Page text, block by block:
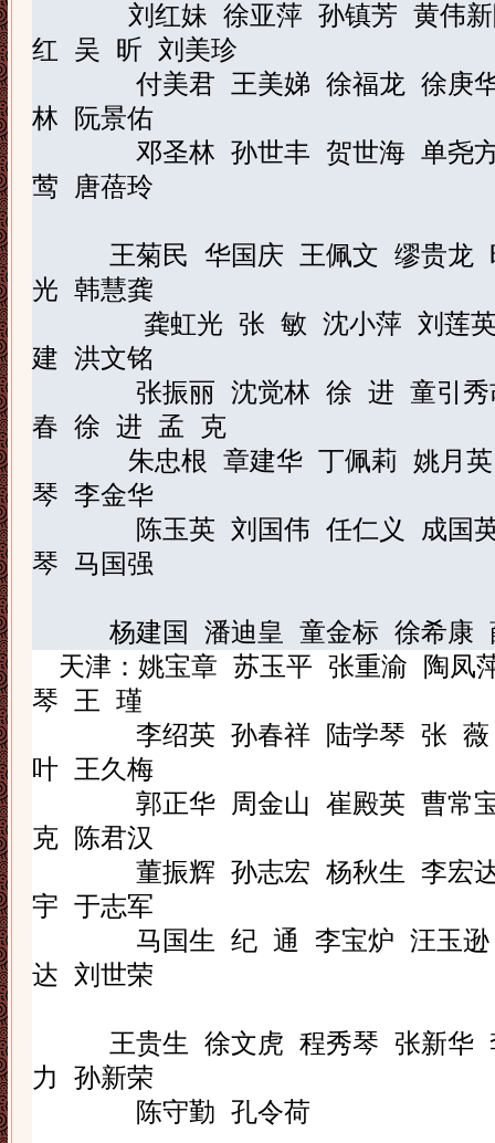
刘红妹
徐亚萍 孙镇芳 黄伟新
红
吴 昕 刘美珍
付美君
王美娣 徐福龙 徐庚
林
阮景佑
邓圣林 孙世丰 贺世海 单尧
莺
唐蓓玲
王菊民 华国庆 王佩文 缪贵龙
光 韩慧龚
龚虹光 张 敏 沈小萍 刘莲
建 洪文铭
张振丽 沈觉林 徐 进 童引秀
春 徐 进 孟
克
朱忠根
章建华 丁佩莉 姚月英
琴 李金华
陈玉英 刘国伟 任仁义
成国
琴
马国强
杨建国 潘迪皇 童金标 徐希康
天津：姚宝章 苏玉平 张重渝
陶凤
琴
王
瑾
李绍英 孙春祥 陆学琴 张 薇
叶 王久梅
郭正华
周金山 崔殿英 曹常
克
陈君汉
董振辉 孙志宏 杨秋生
李宏
宇 于志军
马国生
纪 通 李宝炉 汪玉逊
达 刘世荣
王贵生 徐文虎 程秀琴 张新华
力
孙新荣
陈守勤 孔令荷